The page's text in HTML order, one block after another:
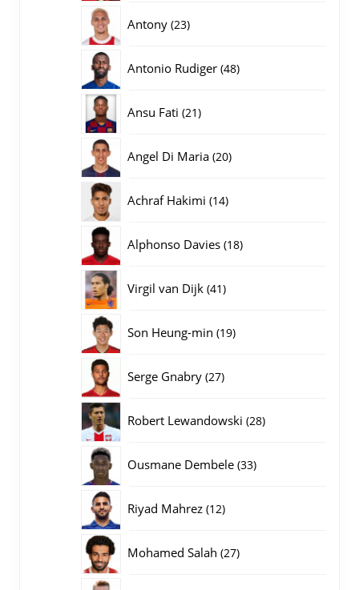
Antony 2323
Antonio Rudiger 4848
Ansu Fati 2121
Angel Di Maria 2020
Achraf Hakimi 1414
Alphonso Davies 1818
Virgil van Dijk 4141
Son Heung-min 1919
Serge Gnabry 2727
Robert Lewandowski 2828
Ousmane Dembele 3333
Riyad Mahrez 1212
Mohamed Salah 2727